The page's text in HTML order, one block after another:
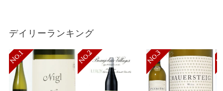
デイリーランキング